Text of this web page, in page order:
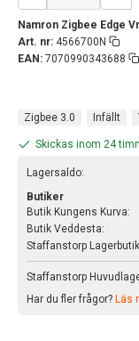
Namron Zigbee Edge
Art. nr: 4566700N
EAN: 7070990343688
Zigbee 3.0 Infällt
Skickas inom 24
Lagersaldo:
Butiker
Butik Kungens Kurva:
Butik Veddesta:
Staffanstorp
Staffanstorp
Har du fler frågor? Läs